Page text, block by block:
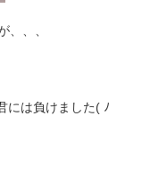
、、、
には負けました( ﾉ